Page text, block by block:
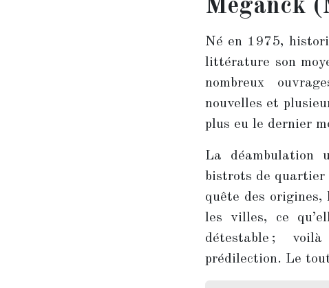
Meganck
Né en 1975,
littérature son
nombreux
nouvelles et
plus eu le dernier
La déambulation
bistrots de quartier
quête des origines,
les villes, ce
détestable ;
prédilection. Le